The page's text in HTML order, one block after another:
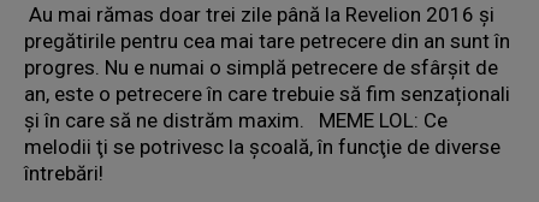
Au mai rămas doar trei zile până la Revelion 2016 și
pregătirile pentru cea mai tare petrecere din an sunt în
progres. Nu e numai o simplă petrecere de sfârșit de
an, este o petrecere în care trebuie să fim senzaționali
și în care să ne distrăm maxim. MEME LOL: Ce
melodii ţi se potrivesc la şcoală, în funcţie de diverse
întrebări!